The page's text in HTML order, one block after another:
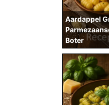
Aardappel
Boter